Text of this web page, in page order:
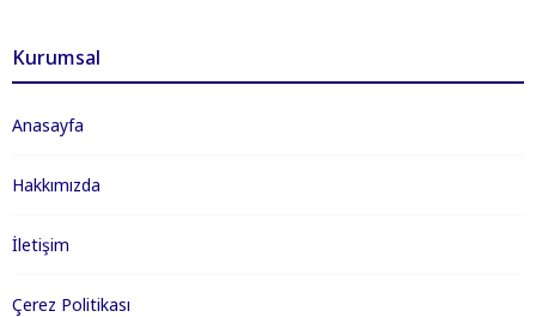
Kurumsal
Anasayfa
Hakkımızda
İletişim
Çerez Politikası